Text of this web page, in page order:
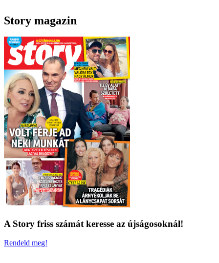
Story magazin
A Story friss számát keresse az újságosoknál!
Rendeld meg!